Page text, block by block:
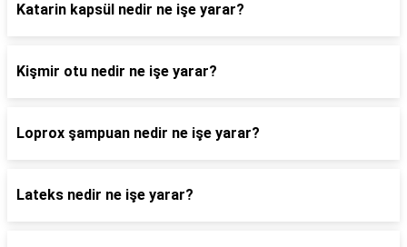
Katarin kapsül nedir ne işe yarar?
Kişmir otu nedir ne işe yarar?
Loprox şampuan nedir ne işe yarar?
Lateks nedir ne işe yarar?